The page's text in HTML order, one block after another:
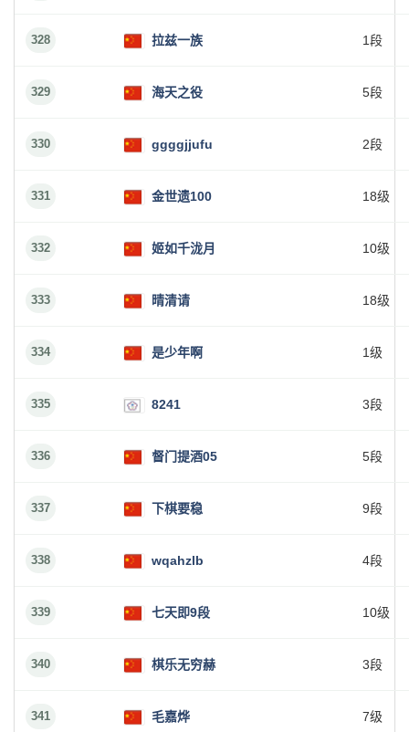
328 拉兹一族 1段
329 海天之役 5段
330 ggggjjufu 2段
331 金世遗100 18级
332 姬如千泷月 10级
333 晴清请 18级
334 是少年啊 1级
335 8241 3段
336 督门提酒05 5段
337 下棋要稳 9段
338 wqahzlb 4段
339 七天即9段 10级
340 棋乐无穷赫 3段
341 毛嘉烨 7级